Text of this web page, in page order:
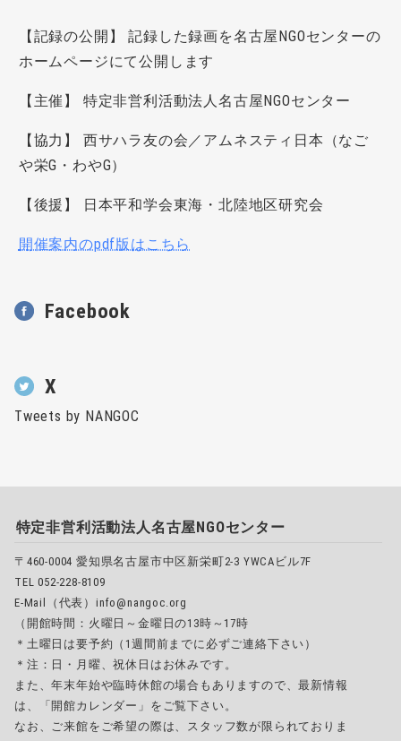
【記録の公開】 記録した録画を名古屋NGOセンターの
ホームページにて公開します
【主催】 特定非営利活動法人名古屋NGOセンター
【協力】 西サハラ友の会／アムネスティ日本（なご
や栄G・わやG）
【後援】 日本平和学会東海・北陸地区研究会
開催案内のpdf版はこちら
Facebook
X
Tweets by NANGOC
特定非営利活動法人名古屋NGOセンター
〒460-0004 愛知県名古屋市中区新栄町2-3 YWCAビル7F
TEL 052-228-8109
E-Mail（代表）info@nangoc.org
（開館時間：火曜日～金曜日の13時～17時
＊土曜日は要予約（1週間前までに必ずご連絡下さい）
＊注：日・月曜、祝休日はお休みです。
また、年末年始や臨時休館の場合もありますので、最新情報
は、「開館カレンダー」をご覧下さい。
なお、ご来館をご希望の際は、スタッフ数が限られておりま